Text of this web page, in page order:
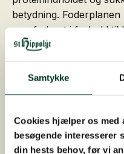
Samtykke
Cookies hjælper os med
besøgende interesserer
din hests behov, før vi
betydning.
grovfoderet i forhold til
Letomsættelige
letomsættelig energi i
varmebehandlede byg-
hvedekim og